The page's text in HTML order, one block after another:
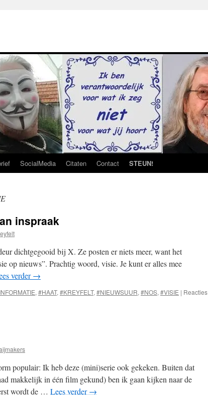
SocialMedia Citaten Contact STEUN!
inspraak
dichtgegooid bij X. Ze posten er niets meer, want het
op nieuws”. Prachtig woord, visie. Je kunt er alles mee
verder→
, #HAAT, #KREYFELT, #NIEUWSUUR, #NOS, #VISIE | Reacties
populair: Ik heb deze (mini)serie ook gekeken. Buiten dat
makkelijk in één film gekund) ben ik gaan kijken naar de
wordt de … Lees verder→